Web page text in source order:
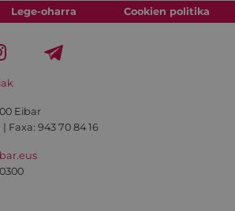
Lege-oharra Cookien politika
Eibar
| Faxa: 943 70 84 16